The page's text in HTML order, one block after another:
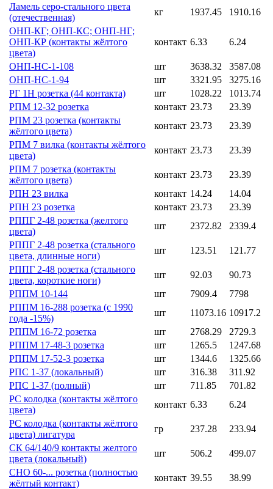
Ламель серо-стального цвета
(отечественная)
кг 1937.45
1910.16
ОНП-КГ; ОНП-КС; ОНП-НГ;
ОНП-КР (контакты жёлтого
цвета)
контакт 6.33 6.24
ОНП-НС-1-108 шт 3638.32
3587.08
ОНП-НС-1-94
шт 3321.95
3275.16
РГ 1Н розетка (44 контакта)
шт 1028.22
1013.74
РПМ 12-32 розетка
контакт 23.73
23.39
РПМ 23 розетка (контакты
жёлтого цвета)
контакт 23.73
23.39
РПМ 7 вилка (контакты жёлтого
цвета)
контакт 23.73
23.39
РПМ 7 розетка (контакты
жёлтого цвета)
контакт 23.73
23.39
РПН 23 вилка
контакт 14.24
14.04
РПН 23 розетка
контакт 23.73
23.39
РППГ 2-48 розетка (желтого
цвета)
шт 2372.82
2339.4
РППГ 2-48 розетка (стального
цвета, длинные ноги)
шт 123.51
121.77
РППГ 2-48 розетка (стального
цвета, короткие ноги)
шт 92.03
90.73
РППМ 10-144
шт 7909.4
7798
РППМ 16-288 розетка (с 1990
года -15%)
шт 11073.16 10917.2
РППМ 16-72 розетка
шт 2768.29
2729.3
РППМ 17-48-3 розетка
шт 1265.5
1247.68
РППМ 17-52-3 розетка
шт 1344.6
1325.66
РПС 1-37 (локальный)
шт 316.38
311.92
РПС 1-37 (полный)
шт 711.85
701.82
РС колодка (контакты жёлтого
цвета)
контакт 6.33
6.24
РС колодка (контакты жёлтого
цвета) лигатура
гр 237.28
233.94
СК 64/140/9 контакты желтого
цвета (локальный)
шт 506.2
499.07
СНО 60-... розетка (полностью
жёлтый контакт)
контакт 39.55
38.99